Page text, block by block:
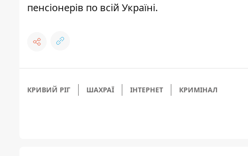
пенсіонерів по всій Україні.
КРИВИЙ РІГ ШАХРАЇ ІНТЕРНЕТ КРИМІНАЛ